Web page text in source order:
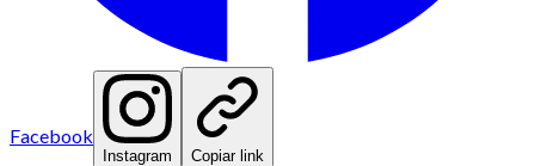
Facebook
Instagram
Copiar link